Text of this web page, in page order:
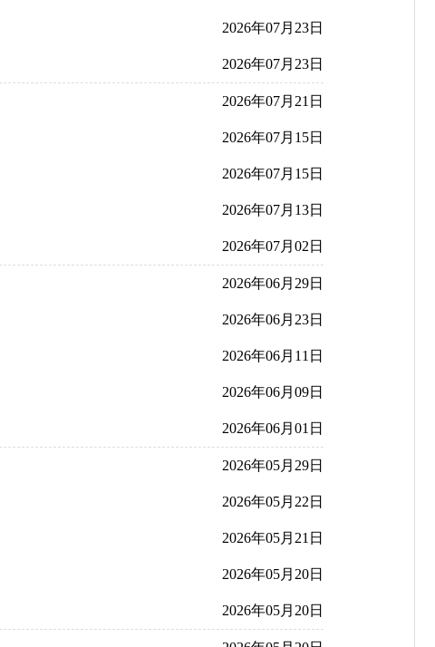
2026年07月23日
2026年07月23日
2026年07月21日
2026年07月15日
2026年07月15日
2026年07月13日
2026年07月02日
2026年06月29日
2026年06月23日
2026年06月11日
2026年06月09日
2026年06月01日
2026年05月29日
2026年05月22日
2026年05月21日
2026年05月20日
2026年05月20日